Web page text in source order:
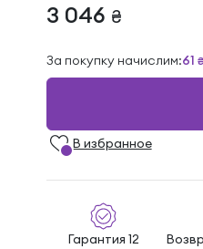
3 046 ₴
За покупку начислим:61 ₴
В избранноe
Гарантия 12